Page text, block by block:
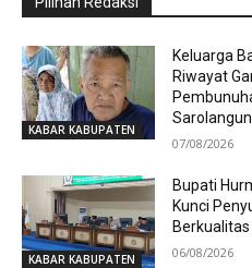
KABAR KABUPATEN
Keluarga
Riwayat
Sarolangun
07/08/2026
KABAR KABUPATEN
Bupati
Kunci
06/08/2026